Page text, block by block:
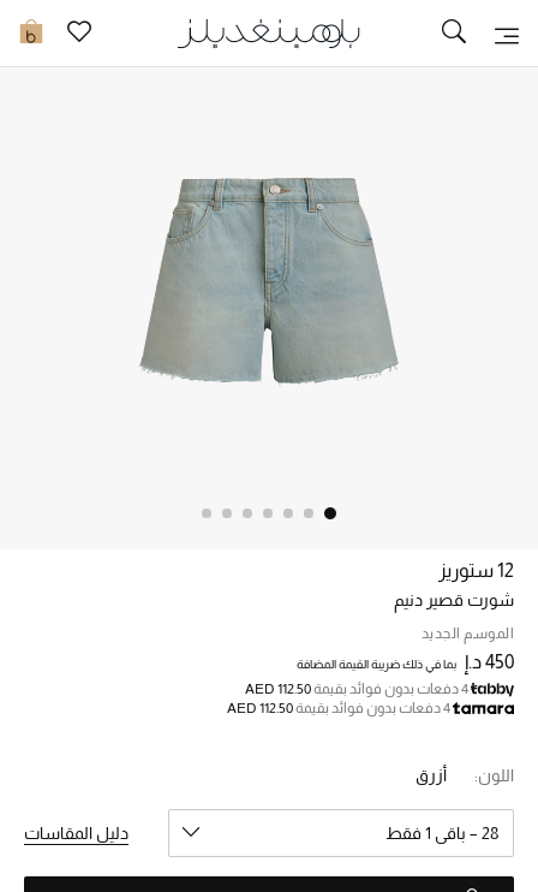
0 تخفيضات
خصم حتى 70%
تسوقوا الآن
ما وصلنا حديثاً
ما وصلنا حديثاً
الموسم الجديد
12 ستوريز
شورت قصير دنيم
الموسم الجديد
450 د.إ بما في ذلك ضريبة القيمة المضافة
4 دفعات بدون فوائد بقيمة
AED 112.50
4 دفعات بدون فوائد بقيمة
AED 112.50
اللون: أزرق
28 – باقي 1 فقط دليل المقاسات